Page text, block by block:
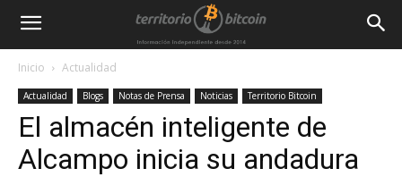
Inicio Actualidad
Actualidad Blogs Notas de Prensa Noticias Territorio Bitcoin
El almacén inteligente de
Alcampo inicia su andadura